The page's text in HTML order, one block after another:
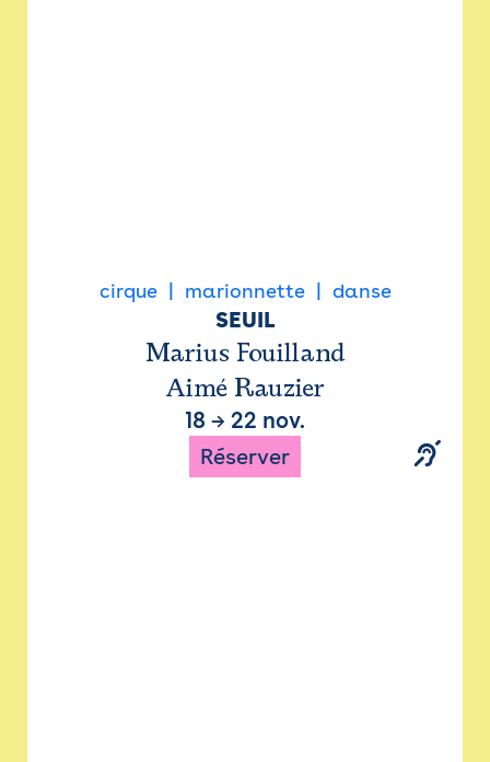
cirque marionnette danse
SEUIL
Marius Fouilland
Aimé Rauzier
18 → 22 nov.
Réserver